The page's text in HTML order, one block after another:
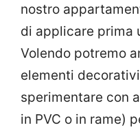
nostro
di applicare prima
Volendo potremo
elementi
sperimentare con
in PVC o in rame)